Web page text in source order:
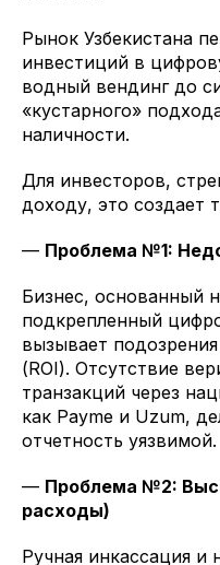
Рынок Узбекистана
инвестиций в
водный вендинг до
«кустарного»
наличности.
Для инвесторов,
доходу, это создает
— Проблема №1:
Бизнес, основанный
подкрепленный
вызывает
(ROI). Отсутствие
транзакций через
как Payme и Uzum,
отчетность уязвимой.
— Проблема №2:
расходы)
Ручная инкассация и